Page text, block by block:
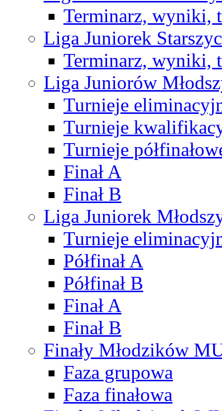
Terminarz, wyniki,
Liga Juniorek
Terminarz, wyniki,
Liga Juniorów
Turnieje
Turnieje
Turnieje
Finał A
Finał B
Liga Juniorek
Turnieje
Półfinał A
Półfinał B
Finał A
Finał B
Finały Młodzików
Faza grupowa
Faza finałowa